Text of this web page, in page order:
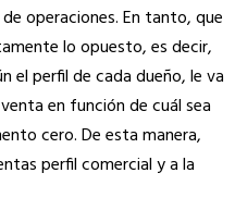
operaciones. En tanto, que
lo opuesto, es decir,
el perfil de cada dueño, le va
en función de cuál sea
cero.De esta manera,
perfil comercial y a la